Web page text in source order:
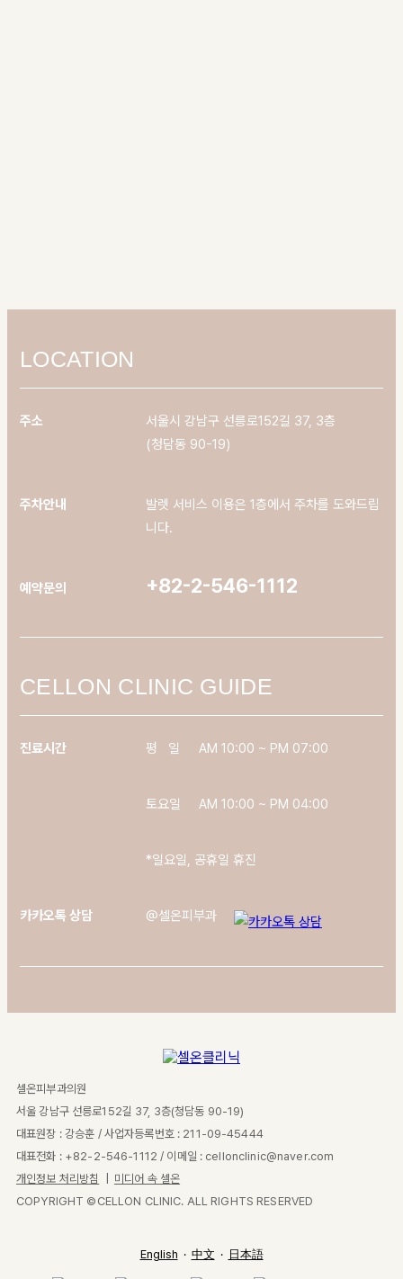
LOCATION
주소
서울시 강남구 선릉로152길 37, 3층
(청담동 90-19)
주차안내
발렛 서비스 이용은 1층에서 주차를 도와드립
니다.
예약문의 +82-2-546-1112
CELLON CLINIC GUIDE
진료시간 평 일 AM 10:00 ~ PM 07:00
토요일 AM 10:00 ~ PM 04:00
*일요일, 공휴일 휴진
카카오톡 상담 @셀온피부과
셀온피부과의원
서울 강남구 선릉로152길 37, 3층(청담동 90-19)
대표원장 : 강승훈 / 사업자등록번호 : 211-09-45444
대표전화 : +82-2-546-1112 / 이메일 : cellonclinic@naver.com
개인정보 처리방침
미디어 속 셀온
COPYRIGHT ©CELLON CLINIC. ALL RIGHTS RESERVED
English · 中文 · 日本語